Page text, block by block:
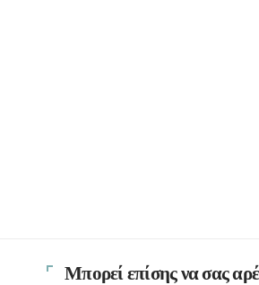
Μπορεί επίσης να σας